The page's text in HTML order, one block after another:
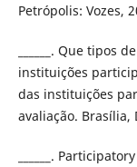
Petrópolis: Vozes,
______. Que tipos
instituições
das instituições
avaliação. Brasília,
______.